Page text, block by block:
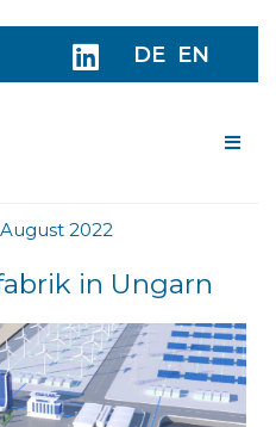
DE EN
August 2022
in Ungarn